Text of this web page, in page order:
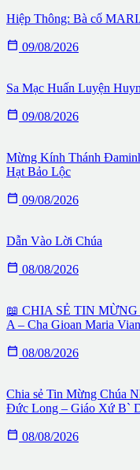
Hiệp Thông: Bà cố
 09/08/2026
Sa Mạc Huấn Luyện
 09/08/2026
Mừng Kính Thánh
Hạt Bảo Lộc
 09/08/2026
Dẫn Vào Lời Chúa
 08/08/2026
📖 CHIA SẺ TIN MỪNG
A – Cha Gioan Maria
 08/08/2026
Chia sẻ Tin Mừng Chúa
Đức Long – Giáo Xứ B`
 08/08/2026